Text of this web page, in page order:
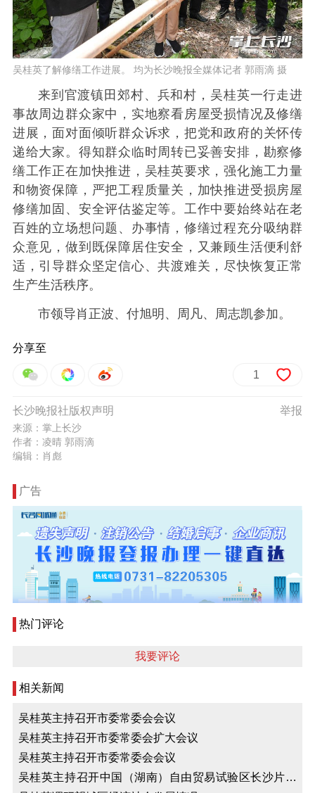
吴桂英了解修缮工作进展。 均为长沙晚报全媒体记者 郭雨滴 摄
来到官渡镇田郊村、兵和村，吴桂英一行走进
事故周边群众家中，实地察看房屋受损情况及修缮
进展，面对面倾听群众诉求，把党和政府的关怀传
递给大家。得知群众临时周转已妥善安排，勘察修
缮工作正在加快推进，吴桂英要求，强化施工力量
和物资保障，严把工程质量关，加快推进受损房屋
修缮加固、安全评估鉴定等。工作中要始终站在老
百姓的立场想问题、办事情，修缮过程充分吸纳群
众意见，做到既保障居住安全，又兼顾生活便利舒
适，引导群众坚定信心、共渡难关，尽快恢复正常
生产生活秩序。
市领导肖正波、付旭明、周凡、周志凯参加。
分享至
1
举报
长沙晚报社版权声明
来源：掌上长沙
作者：凌晴 郭雨滴
编辑：肖彪
广告
热门评论
我要评论
相关新闻
吴桂英主持召开市委常委会会议
吴桂英主持召开市委常委会扩大会议
吴桂英主持召开市委常委会会议
吴桂英主持召开中国（湖南）自由贸易试验区长沙片区